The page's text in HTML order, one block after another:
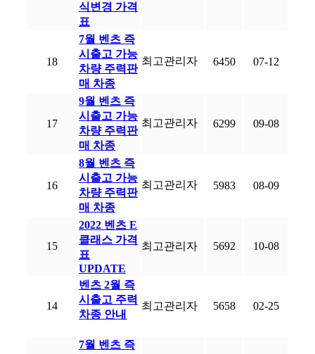
식변경 가격
표
18
7월 벤츠 즉
시출고 가능
차량 주력판
매 차종
최고관리자 6450 07-12
17
9월 벤츠 즉
시출고 가능
차량 주력판
매 차종
최고관리자 6299 09-08
16
8월 벤츠 즉
시출고 가능
차량 주력판
매 차종
최고관리자 5983 08-09
15
2022 벤츠 E
클래스 가격
표
UPDATE
최고관리자 5692 10-08
14
벤츠 2월 즉
시출고 주력
차종 안내
최고관리자 5658 02-25
7월 벤츠 즉